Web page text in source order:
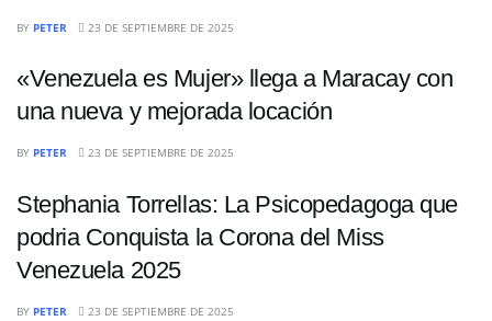
BY PETER 23 DE SEPTIEMBRE DE 2025
«Venezuela es Mujer» llega a Maracay con
una nueva y mejorada locación
BY PETER 23 DE SEPTIEMBRE DE 2025
Stephania Torrellas: La Psicopedagoga que
podria Conquista la Corona del Miss
Venezuela 2025
BY PETER 23 DE SEPTIEMBRE DE 2025